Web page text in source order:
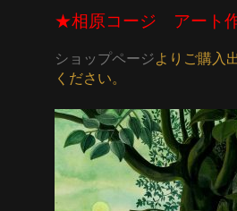
★相原コージ アート
ショップページよりご購入
ください。